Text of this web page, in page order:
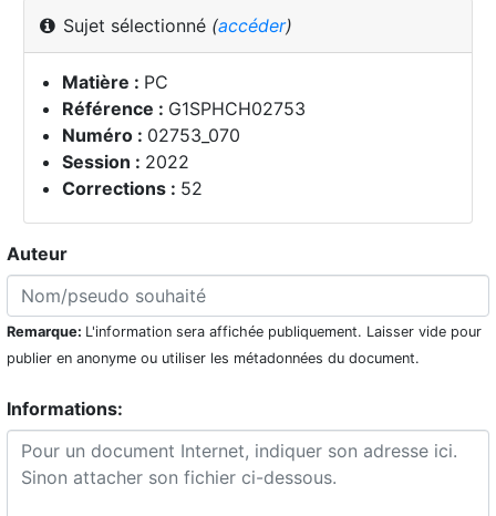
Sujet sélectionné (accéder)
Matière : PC
Référence : G1SPHCH02753
Numéro : 02753_070
Session : 2022
Corrections : 52
Auteur
Remarque: L'information sera affichée publiquement. Laisser vide pour
publier en anonyme ou utiliser les métadonnées du document.
Informations: